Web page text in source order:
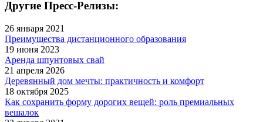
Другие Пресс-Релизы:
26 января 2021
Преимущества дистанционного образования
19 июня 2023
Аренда шпунтовых свай
21 апреля 2026
Деревянный дом мечты: практичность и комфорт
18 октября 2025
Как сохранить форму дорогих вещей: роль премиальных
вешалок